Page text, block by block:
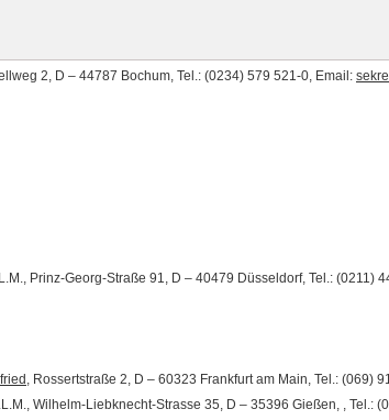
2, D – 44787 Bochum, Tel.: (0234) 579 521-0, Email:
Prinz-Georg-Straße 91, D – 40479 Düsseldorf, Tel.: (0211)
, Rossertstraße 2, D – 60323 Frankfurt am Main, Tel.: (069)
Wilhelm-Liebknecht-Strasse 35, D – 35396 Gießen, , Tel.: